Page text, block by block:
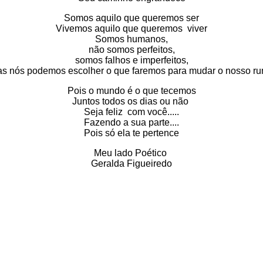
Somos aquilo que queremos ser
Vivemos aquilo que queremos viver
Somos humanos,
não somos perfeitos,
somos falhos e imperfeitos,
nós podemos escolher o que faremos para mudar o nosso
Pois o mundo é o que tecemos
Juntos todos os dias ou não
Seja feliz com você.....
Fazendo a sua parte....
Pois só ela te pertence
Meu lado Poético
Geralda Figueiredo